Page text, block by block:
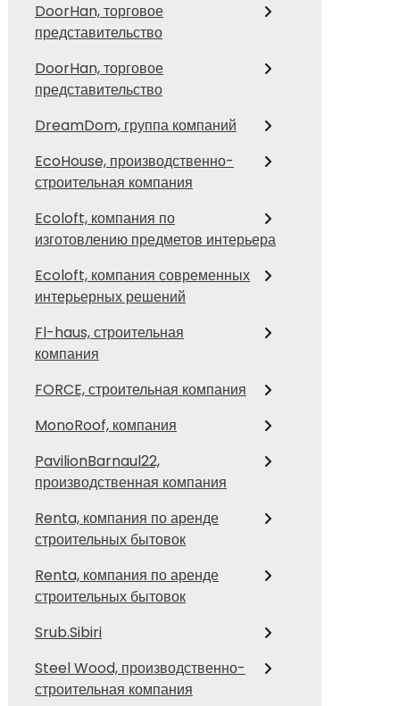
DoorHan, торговое
представительство
DoorHan, торговое
представительство
DreamDom, группа компаний
EcoHouse, производственно-
строительная компания
Ecoloft, компания по
изготовлению предметов интерьера
Ecoloft, компания современных
интерьерных решений
Fl-haus, строительная
компания
FORCE, строительная компания
MonoRoof, компания
PavilionBarnaul22,
производственная компания
Renta, компания по аренде
строительных бытовок
Renta, компания по аренде
строительных бытовок
Srub.Sibiri
Steel Wood, производственно-
строительная компания